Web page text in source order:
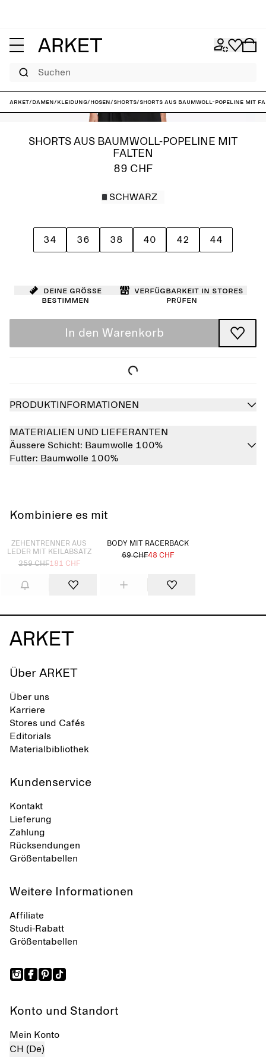
Suchen
ARKET/Damen/Kleidung/Hosen/Shorts/Shorts aus Baumwoll-Popeline mit
SHORTS AUS BAUMWOLL-POPELINE MIT
FALTEN
89 CHF
SCHWARZ
34 36 38 40 42 44
Deine Größe
bestimmen
Verfügbarkeit in Stores
prüfen
In den Warenkorb
PRODUKTINFORMATIONEN
MATERIALIEN UND LIEFERANTEN
Äussere Schicht: Baumwolle 100%
Futter: Baumwolle 100%
Kombiniere es mit
ZEHENTRENNER AUS
LEDER MIT KEILABSATZ
259 CHF181 CHF
BODY MIT RACERBACK
69 CHF48 CHF
Über ARKET
Über uns
Karriere
Stores und Cafés
Editorials
Materialbibliothek
Kundenservice
Kontakt
Lieferung
Zahlung
Rücksendungen
Größentabellen
Weitere Informationen
Affiliate
Studi-Rabatt
Größentabellen
Konto und Standort
Mein Konto
CH (De)